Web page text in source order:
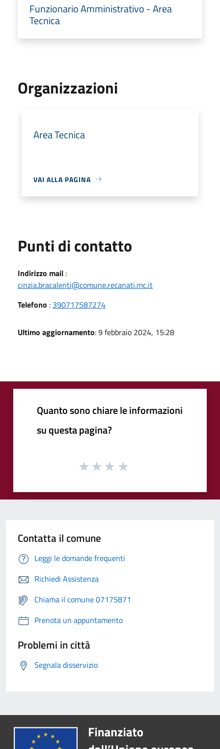
Funzionario Amministrativo - Area
Tecnica
Organizzazioni
Area Tecnica
VAI ALLA PAGINA
Punti di contatto
Indirizzo mail :
cinzia.bracalenti@comune.recanati.mc.it
Telefono : 390717587274
Ultimo aggiornamento: 9 febbraio 2024, 15:28
Quanto sono chiare le informazioni
su questa pagina?
Contatta il comune
Leggi le domande frequenti
Richiedi Assistenza
Chiama il comune 07175871
Prenota un appuntamento
Problemi in città
Segnala disservizio